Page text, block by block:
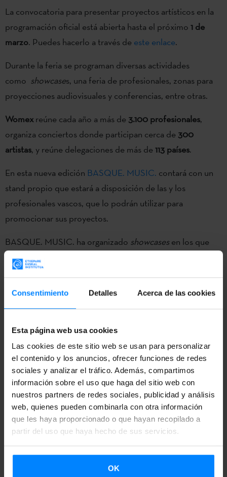
Consentimiento Detalles Acerca de las cookies
Esta página web usa cookies
Las cookies de este sitio web se usan para personalizar
el contenido y los anuncios, ofrecer funciones de redes
sociales y analizar el tráfico. Además, compartimos
información sobre el uso que haga del sitio web con
nuestros partners de redes sociales, publicidad y análisis
web, quienes pueden combinarla con otra información
que les haya proporcionado o que hayan recopilado a
partir del uso que haya hecho de sus servicios.
OK
La convocatoria para presentar proyectos artísticos en la
programación oficial está abierta hasta el próximo 1 de
marzo. Puedes hacerlo a través de este enlace.
Durante la feria se programan diversas actividades
como showcases, una feria de profesionales, zonas para
proyecciones audiovisuales y conferencias, entre otras.
Womexreúne cada año a más de3.100 profesionales,
organiza conciertos donde participan cerca de300
artistas, y reúne delegaciones de más de113 países.
En esta nueva edición BASQUE. MUSIC. contará con un
stand propio que estará a disposición de las y los
profesionales vascos, que lo podrán utilizar para
promocionar sus proyectos.
BASQUE. MUSIC. ha organizado showcasesen los que
han participado artistas como Neomak (2023),
Amak(2021),
(2019), Kalakan
(2018) y Juan Mari Beltran (2017).
BASQUE. MUSIC.es una iniciativa coordinada porMusika
Bulegoa junto a Etxepare Euskal Institutua y el Gobierno
Vasco. Su objetivo es aumentar la sensibilización y
visibilidad internacional del escenario creativo, cultural y
artístico vasco y de sus industrias culturales y creativas.
Ante cualquier duda sobre esta convocatoria puedes
ponerte en contacto coinfo@musikabulegoa.eus